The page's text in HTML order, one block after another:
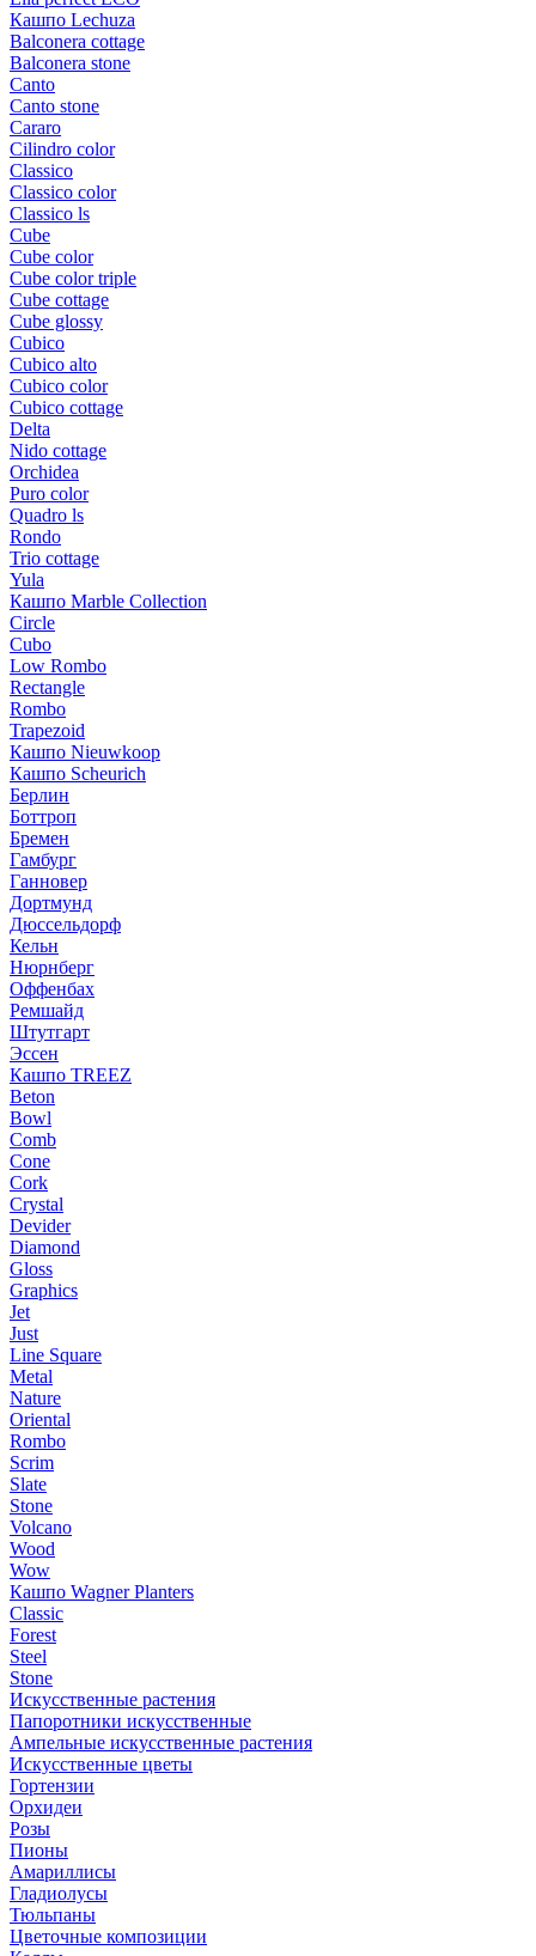
Кашпо Lechuza
Balconera cottage
Balconera stone
Canto
Canto stone
Cararo
Cilindro color
Classico
Classico color
Classico ls
Cube
Cube color
Cube color triple
Cube cottage
Cube glossy
Cubico
Cubico alto
Cubico color
Cubico cottage
Delta
Nido cottage
Orchidea
Puro color
Quadro ls
Rondo
Trio cottage
Yula
Кашпо Marble Collection
Circle
Cubo
Low Rombo
Rectangle
Rombo
Trapezoid
Кашпо Nieuwkoop
Кашпо Scheurich
Берлин
Боттроп
Бремен
Гамбург
Ганновер
Дортмунд
Дюссельдорф
Кельн
Нюрнберг
Оффенбах
Ремшайд
Штутгарт
Эссен
Кашпо TREEZ
Beton
Bowl
Comb
Cone
Cork
Crystal
Devider
Diamond
Gloss
Graphics
Jet
Just
Line Square
Metal
Nature
Oriental
Rombo
Scrim
Slate
Stone
Volcano
Wood
Wow
Кашпо Wagner Planters
Classic
Forest
Steel
Stone
Искусственные растения
Папоротники искусственные
Ампельные искусственные растения
Искусственные цветы
Гортензии
Орхидеи
Розы
Пионы
Амариллисы
Гладиолусы
Тюльпаны
Цветочные композиции